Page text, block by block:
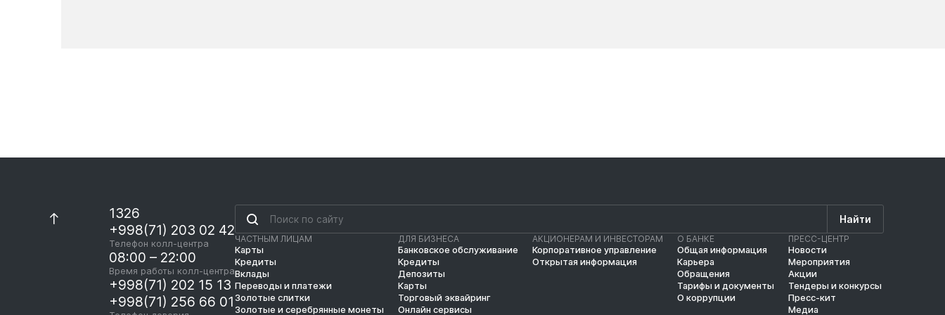
1326
+998(71) 203 02 42
Телефон колл-центра
08:00 – 22:00
Время работы колл-центра
+998(71) 202 15 13
+998(71) 256 66 01
Найти
ЧАСТНЫМ ЛИЦАМ
Карты
Кредиты
Вклады
Переводы и платежи
Золотые слитки
Золотые и серебрянные монеты
ДЛЯ БИЗНЕСА
Банковское обслуживание
Кредиты
Депозиты
Карты
Торговый эквайринг
Онлайн сервисы
АКЦИОНЕРАМ И ИНВЕСТОРАМ
Корпоративное управление
Открытая информация
О БАНКЕ
Общая информация
Карьера
Обращения
Тарифы и документы
О коррупции
ПРЕСС-ЦЕНТР
Новости
Мероприятия
Акции
Тендеры и конкурсы
Пресс-кит
Медиа